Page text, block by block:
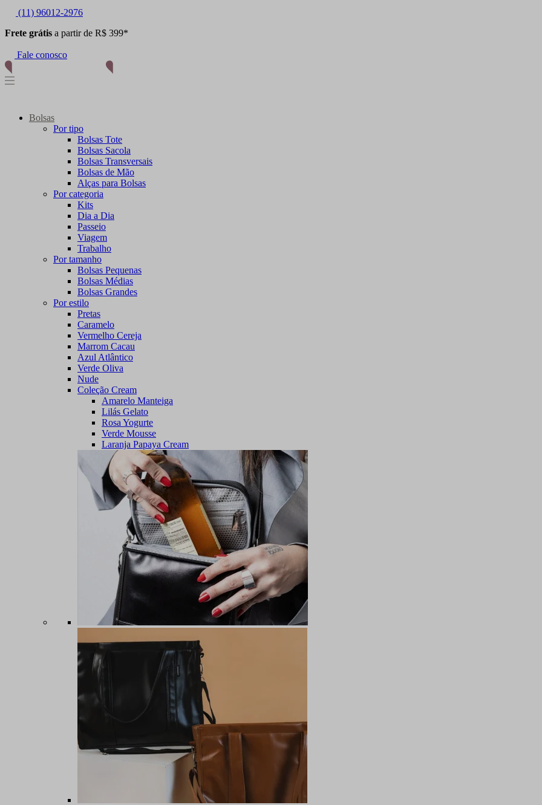
(11) 96012-2976
Frete grátis a partir de R$ 399*
Fale conosco
Bolsas
Por tipo
Bolsas Tote
Bolsas Sacola
Bolsas Transversais
Bolsas de Mão
Alças para Bolsas
Por categoria
Kits
Dia a Dia
Passeio
Viagem
Trabalho
Por tamanho
Bolsas Pequenas
Bolsas Médias
Bolsas Grandes
Por estilo
Pretas
Caramelo
Vermelho Cereja
Marrom Cacau
Azul Atlântico
Verde Oliva
Nude
Coleção Cream
Amarelo Manteiga
Lilás Gelato
Rosa Yogurte
Verde Mousse
Laranja Papaya Cream